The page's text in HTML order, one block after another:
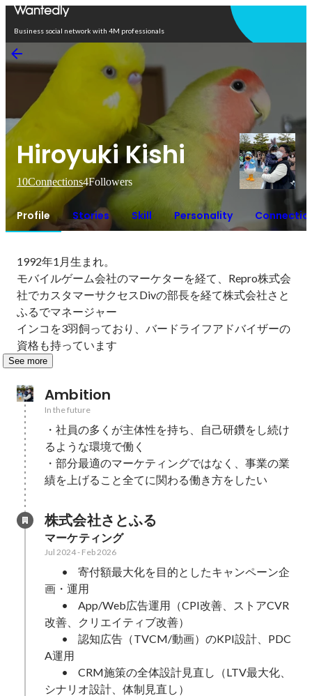
Business social network with 4M professionals
Hiroyuki Kishi
10Connections4Followers
Profile Stories Skill Personality
1992年1月生まれ。
モバイルゲーム会社のマーケターを経て、Repro株式会
社でカスタマーサクセスDivの部長を経て株式会社さと
ふるでマネージャー
インコを3羽飼っており、バードライフアドバイザーの
資格も持っています
See more
Ambition
In the future
・社員の多くが主体性を持ち、自己研鑽をし続け
るような環境で働く
・部分最適のマーケティングではなく、事業の業
績を上げること全てに関わる働き方をしたい
株式会社さとふる
マーケティング
Jul 2024- Feb 2026
画・運用
改善、クリエイティブ改善）
A運用
シナリオ設計、体制見直し）